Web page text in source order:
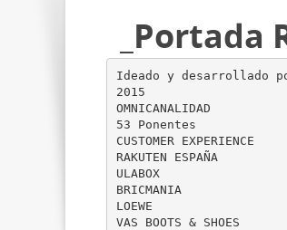
_Portada
Ideado y desarrollado
2015
OMNICANALIDAD
53 Ponentes
CUSTOMER EXPERIENCE
RAKUTEN ESPAÑA
ULABOX
BRICMANIA
LOEWE
VAS BOOTS & SHOES